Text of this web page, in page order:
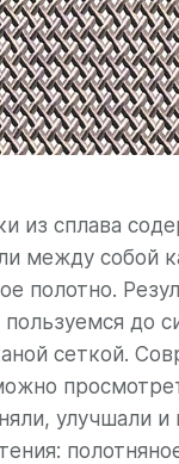
из сплава
между собой
полотно.
до
сеткой.
улучшали и